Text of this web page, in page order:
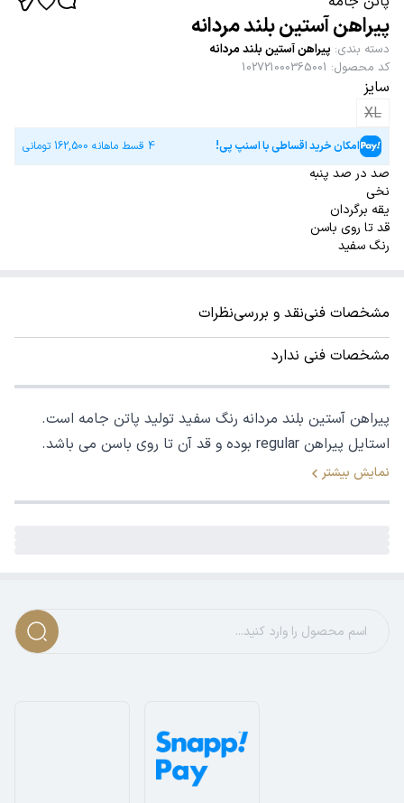
پیراهن آستین بلند مردانه
دسته بندی: پیراهن آستین بلند مردانه
کد محصول:
102721000365001
سایز
XL
امکان خرید اقساطی با اسنپ پی! 4 قسط ماهانه 162,500 تومانی
صد در صد پنبه
نخی
یقه برگردان
قد تا روی باسن
رنگ سفید
مشخصات فنینقد و بررسینظرات
مشخصات فنی ندارد
پیراهن آستین بلند مردانه رنگ سفید تولید پاتن جامه است.
استایل پیراهن regular بوده و قد آن تا روی باسن می باشد.
نمایش بیشتر